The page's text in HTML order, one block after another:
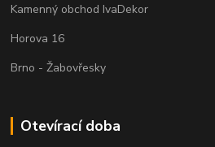
Kamenný obchod IvaDekor
Horova 16
Brno - Žabovřesky
Otevírací doba